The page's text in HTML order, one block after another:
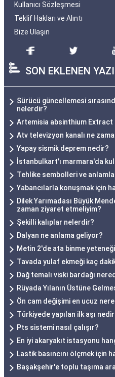
Kullanıcı Sözleşmesi
Teklif Hakları ve Alıntı
Bize Ulaşın
SON EKLENEN
Sürücü güncellemesi
nelerdir?
Artemisia absinthium Extract
Atv televizyon kanalı ne
Yapay sismik deprem nedir?
İstanbulkart'ı marmara'da
Tehlike sembolleri ve
Yabancılarla konuşmak için
Dilek Yarımadası Büyük
zaman ziyaret etmeliyim?
Şekilli kalıplar nelerdir?
Dalyan ne anlama geliyor?
Metin 2'de ata binme
Tavada yulaf ekmeği kaç
Dağ temalı viski bardağı
Rüyada Yılanın Üstüne
Ön cam değişimi en ucuz
Türkiyede yapılan ilk aşı
Pts sistemi nasıl çalışır?
En iyi akaryakıt istasyonu
Lastik basıncını ölçmek için
Başakşehir'e toplu taşıma